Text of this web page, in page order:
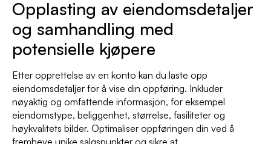
Opplasting av eiendomsdetaljer
og samhandling med
potensielle kjøpere
Etter opprettelse av en konto kan du laste opp
eiendomsdetaljer for å vise din oppføring. Inkluder
nøyaktig og omfattende informasjon, for eksempel
eiendomstype, beliggenhet, størrelse, fasiliteter og
høykvalitets bilder. Optimaliser oppføringen din ved å
fremheve unike salgspunkter og sikre at